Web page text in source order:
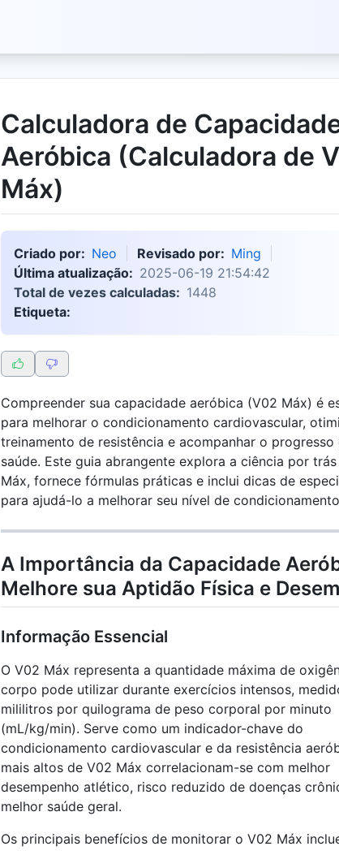
Calculadora de
Aeróbica (Calculadora de
Máx)
Criado por: Neo Revisado por: Ming
Última atualização: 2025-06-19 21:54:42
Total de vezes calculadas: 1448
Etiqueta:
Compreender sua capacidade aeróbica (V02 Máx) é
para melhorar o condicionamento cardiovascular,
treinamento de resistência e acompanhar o progresso
saúde. Este guia abrangente explora a ciência por
Máx, fornece fórmulas práticas e inclui dicas de
para ajudá-lo a melhorar seu nível de
A Importância da Capacidade
Melhore sua Aptidão Física e
Informação Essencial
O V02 Máx representa a quantidade máxima de
corpo pode utilizar durante exercícios intensos,
mililitros por quilograma de peso corporal por minuto
(mL/kg/min). Serve como um indicador-chave do
condicionamento cardiovascular e da resistência
mais altos de V02 Máx correlacionam-se com melhor
desempenho atlético, risco reduzido de doenças
melhor saúde geral.
Os principais benefícios de monitorar o V02 Máx